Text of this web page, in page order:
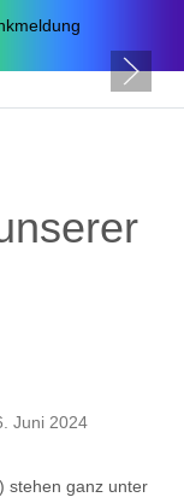
Juni 2024
stehen ganz unter